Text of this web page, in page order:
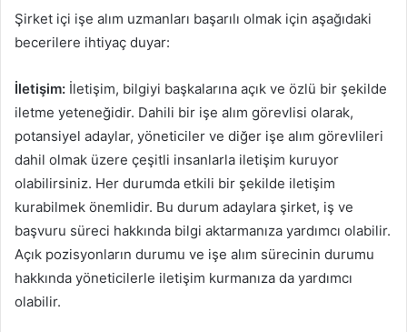
Şirket içi işe alım uzmanları başarılı olmak için aşağıdaki
becerilere ihtiyaç duyar:
İletişim: İletişim, bilgiyi başkalarına açık ve özlü bir şekilde
iletme yeteneğidir. Dahili bir işe alım görevlisi olarak,
potansiyel adaylar, yöneticiler ve diğer işe alım görevlileri
dahil olmak üzere çeşitli insanlarla iletişim kuruyor
olabilirsiniz. Her durumda etkili bir şekilde iletişim
kurabilmek önemlidir. Bu durum adaylara şirket, iş ve
başvuru süreci hakkında bilgi aktarmanıza yardımcı olabilir.
Açık pozisyonların durumu ve işe alım sürecinin durumu
hakkında yöneticilerle iletişim kurmanıza da yardımcı
olabilir.